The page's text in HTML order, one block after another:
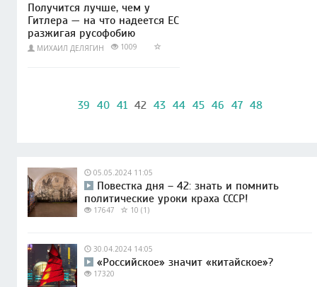
Получится лучше, чем у
Гитлера — на что надеется ЕС
разжигая русофобию
МИХАИЛ ДЕЛЯГИН 1009
39 40 41 42 43 44 45 46 47 48
05.05.2024 11:05
Повестка дня – 42: знать и помнить
политические уроки краха СССР!
17647 10 (1)
30.04.2024 14:05
«Российское» значит «китайское»?
17320